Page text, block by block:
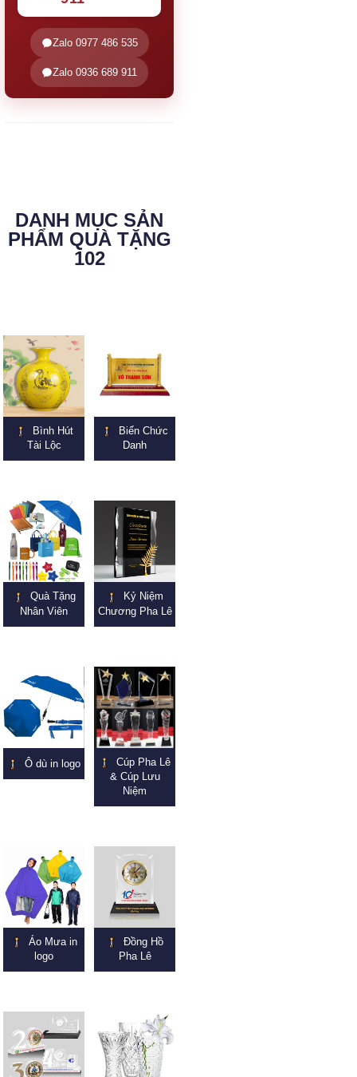
Zalo 0977 486 535
Zalo 0936 689 911
DANH MỤC SẢN
PHẨM QUÀ TẶNG
102
Bình Hút
Tài Lộc
Biển Chức
Danh
Quà Tặng
Nhân Viên
Kỷ Niệm
Chương Pha Lê
Ô dù in logo
Cúp Pha Lê
& Cúp Lưu
Niệm
Áo Mưa in
logo
Đồng Hồ
Pha Lê